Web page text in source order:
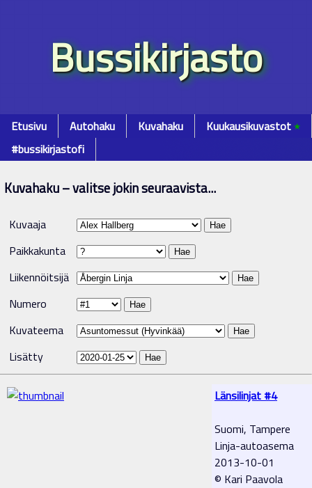
Bussikirjasto
Etusivu Autohaku Kuvahaku Kuukausikuvastot٭
#bussikirjastofi
Kuvahaku – valitse jokin seuraavista...
Kuvaaja
Paikkakunta
Liikennöitsijä
Numero
Kuvateema
Lisätty
Länsilinjat #4
Suomi, Tampere
Linja-autoasema
2013-10-01
© Kari Paavola